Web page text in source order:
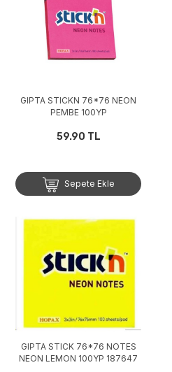
GIPTA STICKN 76*76 NEON
PEMBE 100YP
59.90 TL
Sepete Ekle
GIPTA STICK 76*76 NOTES
NEON LEMON 100YP 187647